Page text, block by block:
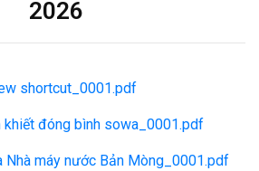
2026
shortcut_0001.pdf
khiết đóng bình sowa_0001.pdf
Nhà máy nước Bản Mòng_0001.pdf